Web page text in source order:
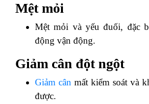
Mệt mỏi
Mệt mỏi và yếu đuối, đặc
động vận động.
Giảm cân đột ngột
Giảm cân mất kiểm soát và
được.